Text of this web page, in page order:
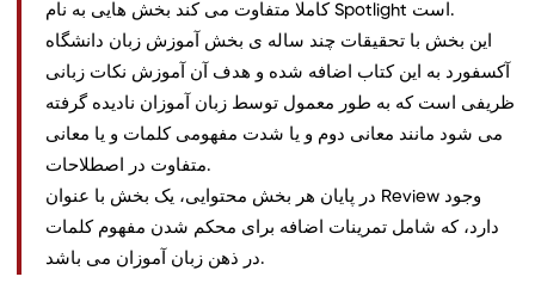
کاملا متفاوت می کند بخش هایی به نام Spotlight است.
این بخش با تحقیقات چند ساله ی بخش آموزش زبان دانشگاه
آکسفورد به این کتاب اضافه شده و هدف آن آموزش نکات زبانی
ظریفی است که به طور معمول توسط زبان آموزان نادیده گرفته
می شود مانند معانی دوم و یا شدت مفهومی کلمات و یا معانی
متفاوت در اصطلاحات.
در پایان هر بخش محتوایی، یک بخش با عنوان Review وجود
دارد، که شامل تمرینات اضافه برای محکم شدن مفهوم کلمات
در ذهن زبان آموزان می باشد.